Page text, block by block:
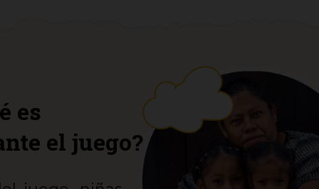
es
el juego?